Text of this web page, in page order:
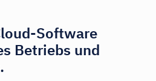
Software
Betriebs und